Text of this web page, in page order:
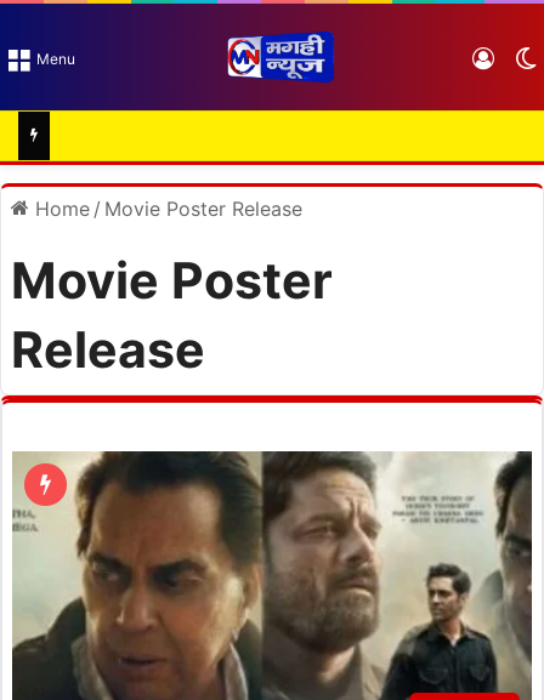
Menu Log
Home / Movie Poster Release
Movie Poster
Release